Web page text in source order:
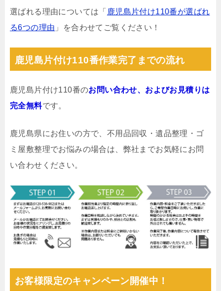
選ばれる理由については「 鹿児島片付け110番が選ばれ
る6つの理由 」を合わせてご覧ください！
鹿児島片付け110番作業完了までの流れ
鹿児島片付け110番のお問い合わせ、およびお見積りは
完全無料です。
鹿児島県にお住いの方で、不用品回収・遺品整理・ゴ
ミ屋敷整理でお悩みの場合は、弊社までお気軽にお問
い合わせください。
お客様限定のキャンペーン開催中！